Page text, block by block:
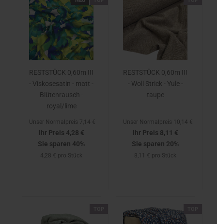
RESTSTÜCK 0,60m !!!
- Viskosesatin - matt -
Blütenrausch -
royal/lime
Unser Normalpreis 7,14 €
Ihr Preis 4,28 €
Sie sparen 40%
4,28 € pro Stück
RESTSTÜCK 0,60m !!!
- Woll Strick - Yule -
taupe
Unser Normalpreis 10,14 €
Ihr Preis 8,11 €
Sie sparen 20%
8,11 € pro Stück